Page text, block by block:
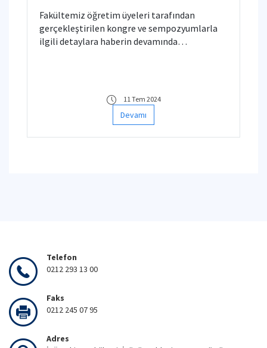
Fakültemiz öğretim üyeleri tarafından
gerçekleştirilen kongre ve sempozyumlarla
ilgili detaylara haberin devamında
11 Tem 2024
Devamı
Telefon
0212 293 13 00
Faks
0212 245 07 95
Adres